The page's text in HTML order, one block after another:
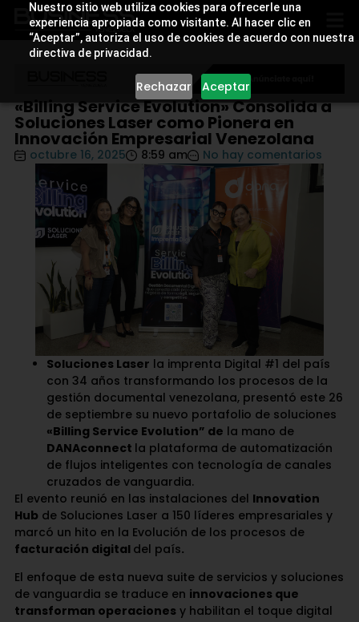
Nuestro sitio web utiliza cookies para ofrecerle una
experiencia apropiada como visitante. Al hacer clic en
“Aceptar”, autoriza el uso de cookies de acuerdo con nuestra
directiva de privacidad.
Rechazar Aceptar
«Billing Service Evolution» Consolida a
Soluciones Laser como Pionera en
Innovación Empresarial Venezolana
octubre 16, 2025 8:59 am No hay comentarios
Soluciones Laser la imprenta Digital #1 del país
con 34 años transformando los procesos de la
gestión documental venezolana, presentó este 26
de septiembre su nuevo portafolio de soluciones
«Billing Service Evolution” de la mano de
DANAconnect la plataforma de automatización
de flujos inteligentes con tecnología de canales
cruzados de vanguardia.
El evento reunió en las instalaciones del Innovation
Hub de Soluciones Laser a 150 líderes empresariales y
marcó un hito en la Evolución de los procesos de
facturación digital del país.
El enfoque de esta nueva suite de servicios y soluciones
de vanguardia se traduce en innovaciones que
transforman operaciones y habilitan el toque digital